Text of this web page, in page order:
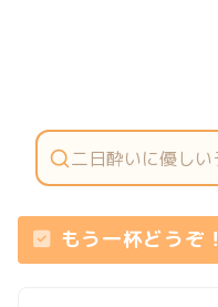
もう一杯どうぞ！